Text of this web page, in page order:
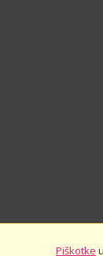
Piškotke